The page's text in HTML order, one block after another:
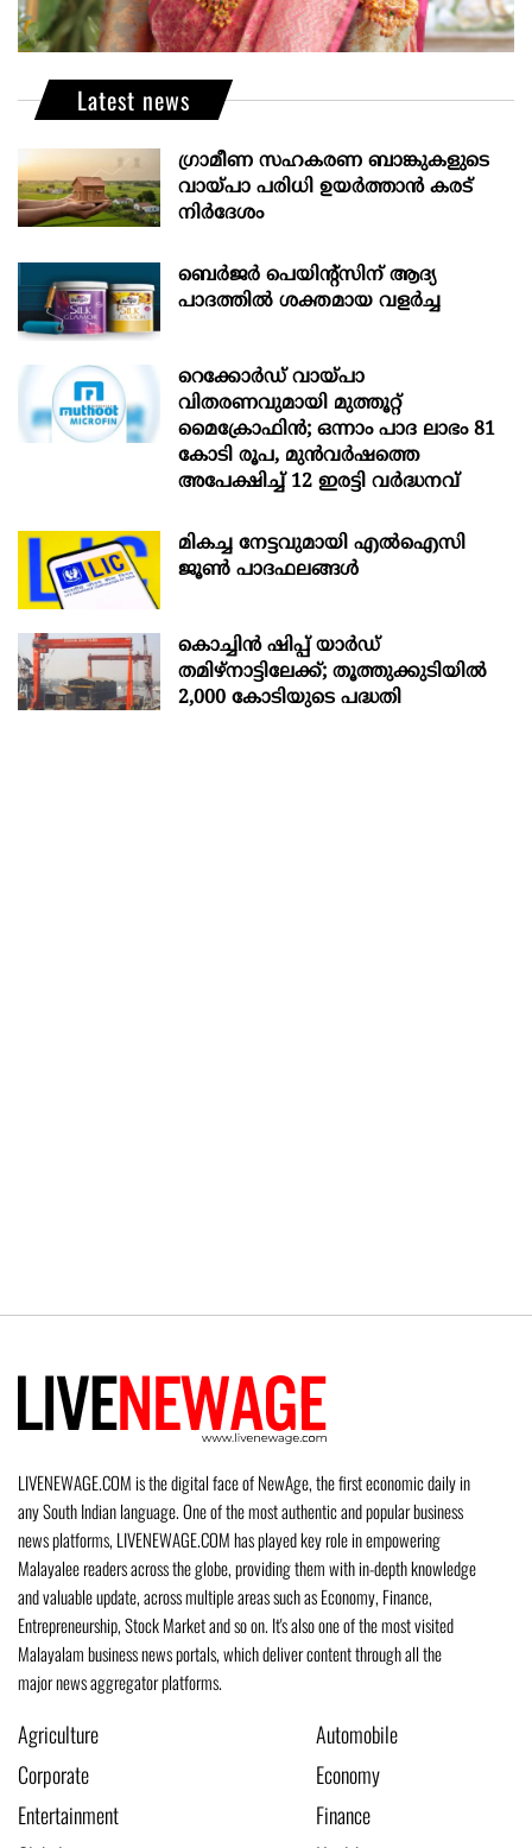
Latest news
ഗ്രാമീണ സഹകരണ ബാങ്കുകളുടെ
വായ്പാ പരിധി ഉയർത്താൻ കരട്
നിർദേശം
ബെർജർ പെയിന്റ്സിന് ആദ്യ
പാദത്തിൽ ശക്തമായ വളർച്ച
റെക്കോർഡ് വായ്പാ
വിതരണവുമായി മുത്തൂറ്റ്
മൈക്രോഫിൻ; ഒന്നാം പാദ ലാഭം 81
കോടി രൂപ, മുൻവർഷത്തെ
അപേക്ഷിച്ച് 12 ഇരട്ടി വർദ്ധനവ്
മികച്ച നേട്ടവുമായി എൽഐസി
ജൂൺ പാദഫലങ്ങൾ
കൊച്ചിന്‍ ഷിപ്പ് യാർഡ്
തമിഴ്നാട്ടിലേക്ക്; തൂത്തുക്കുടിയിൽ
2,000 കോടിയുടെ പദ്ധതി
LIVENEWAGE.COM is the digital face of NewAge, the first economic daily in
any South Indian language. One of the most authentic and popular business
news platforms, LIVENEWAGE.COM has played key role in empowering
Malayalee readers across the globe, providing them with in-depth knowledge
and valuable update, across multiple areas such as Economy, Finance,
Entrepreneurship, Stock Market and so on. It's also one of the most visited
Malayalam business news portals, which deliver content through all the
major news aggregator platforms.
Agriculture
Automobile
Corporate
Economy
Entertainment
Finance